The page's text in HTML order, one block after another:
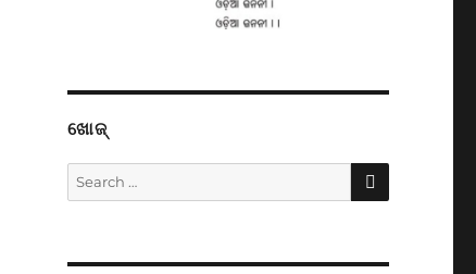
ଖୋଜ୍
Search
for:
SEARCH